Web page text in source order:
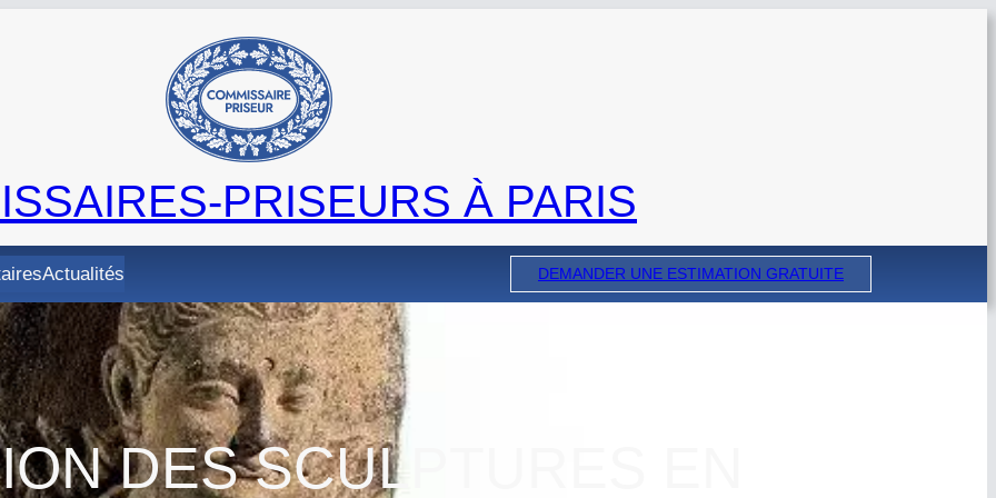
PRISEURS À PARIS
Actualités DEMANDER UNE ESTIMATION GRATUITE
DES SCULPTURES EN